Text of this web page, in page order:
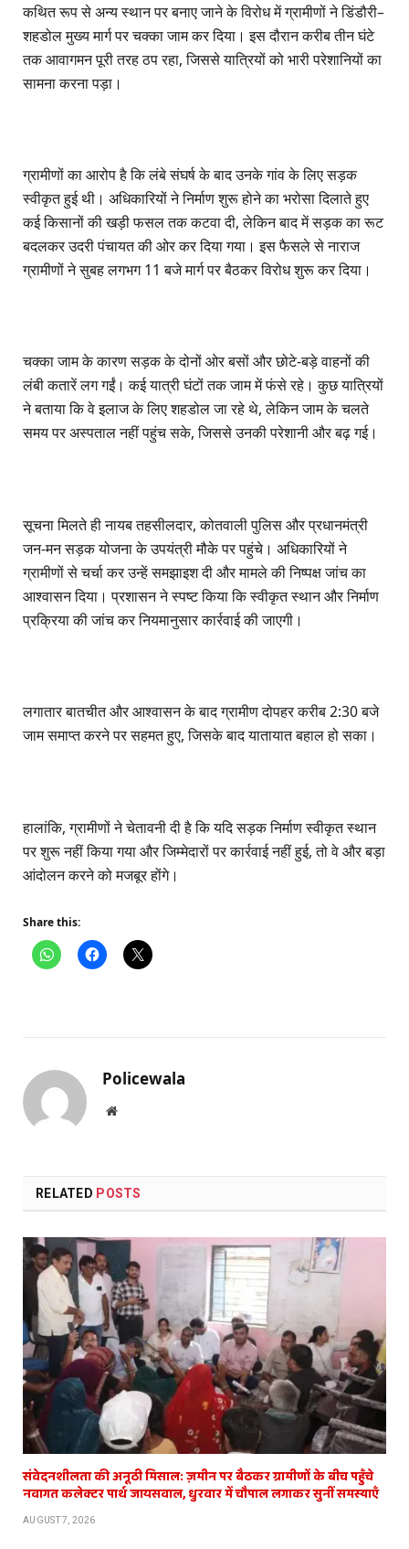
कथित रूप से अन्य स्थान पर बनाए जाने के विरोध में ग्रामीणों ने डिंडौरी–
शहडोल मुख्य मार्ग पर चक्का जाम कर दिया। इस दौरान करीब तीन घंटे
तक आवागमन पूरी तरह ठप रहा, जिससे यात्रियों को भारी परेशानियों का
सामना करना पड़ा।
ग्रामीणों का आरोप है कि लंबे संघर्ष के बाद उनके गांव के लिए सड़क
स्वीकृत हुई थी। अधिकारियों ने निर्माण शुरू होने का भरोसा दिलाते हुए
कई किसानों की खड़ी फसल तक कटवा दी, लेकिन बाद में सड़क का रूट
बदलकर उदरी पंचायत की ओर कर दिया गया। इस फैसले से नाराज
ग्रामीणों ने सुबह लगभग 11 बजे मार्ग पर बैठकर विरोध शुरू कर दिया।
चक्का जाम के कारण सड़क के दोनों ओर बसों और छोटे-बड़े वाहनों की
लंबी कतारें लग गईं। कई यात्री घंटों तक जाम में फंसे रहे। कुछ यात्रियों
ने बताया कि वे इलाज के लिए शहडोल जा रहे थे, लेकिन जाम के चलते
समय पर अस्पताल नहीं पहुंच सके, जिससे उनकी परेशानी और बढ़ गई।
सूचना मिलते ही नायब तहसीलदार, कोतवाली पुलिस और प्रधानमंत्री
जन-मन सड़क योजना के उपयंत्री मौके पर पहुंचे। अधिकारियों ने
ग्रामीणों से चर्चा कर उन्हें समझाइश दी और मामले की निष्पक्ष जांच का
आश्वासन दिया। प्रशासन ने स्पष्ट किया कि स्वीकृत स्थान और निर्माण
प्रक्रिया की जांच कर नियमानुसार कार्रवाई की जाएगी।
लगातार बातचीत और आश्वासन के बाद ग्रामीण दोपहर करीब 2:30 बजे
जाम समाप्त करने पर सहमत हुए, जिसके बाद यातायात बहाल हो सका।
हालांकि, ग्रामीणों ने चेतावनी दी है कि यदि सड़क निर्माण स्वीकृत स्थान
पर शुरू नहीं किया गया और जिम्मेदारों पर कार्रवाई नहीं हुई, तो वे और बड़ा
आंदोलन करने को मजबूर होंगे।
Share this:
Policewala
Website
RELATED POSTS
संवेदनशीलता की अनूठी मिसाल: ज़मीन पर बैठकर ग्रामीणों के बीच पहुँचे
नवागत कलेक्टर पार्थ जायसवाल, धुरवार में चौपाल लगाकर सुनीं समस्याएँ
AUGUST 7, 2026